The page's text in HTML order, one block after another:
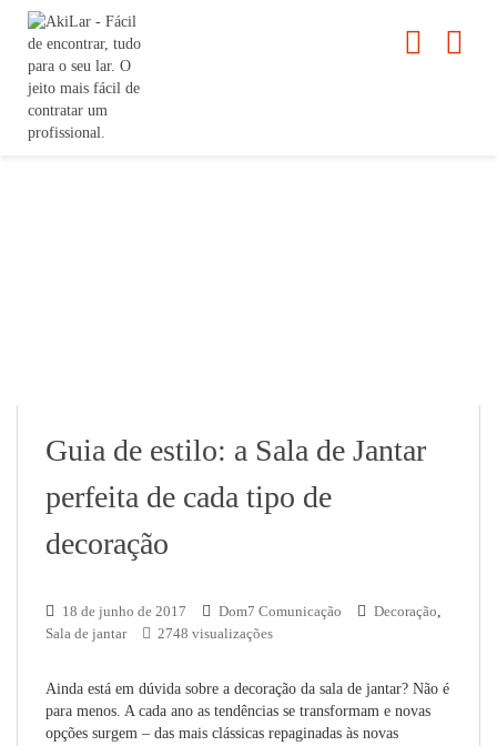
Guia de estilo: a Sala de Jantar
perfeita de cada tipo de
decoração
18 de junho de 2017 Dom7 Comunicação Decoração,
Sala de jantar
2748 visualizações
Ainda está em dúvida sobre a decoração da sala de jantar? Não é
para menos. A cada ano as tendências se transformam e novas
opções surgem – das mais clássicas repaginadas às novas